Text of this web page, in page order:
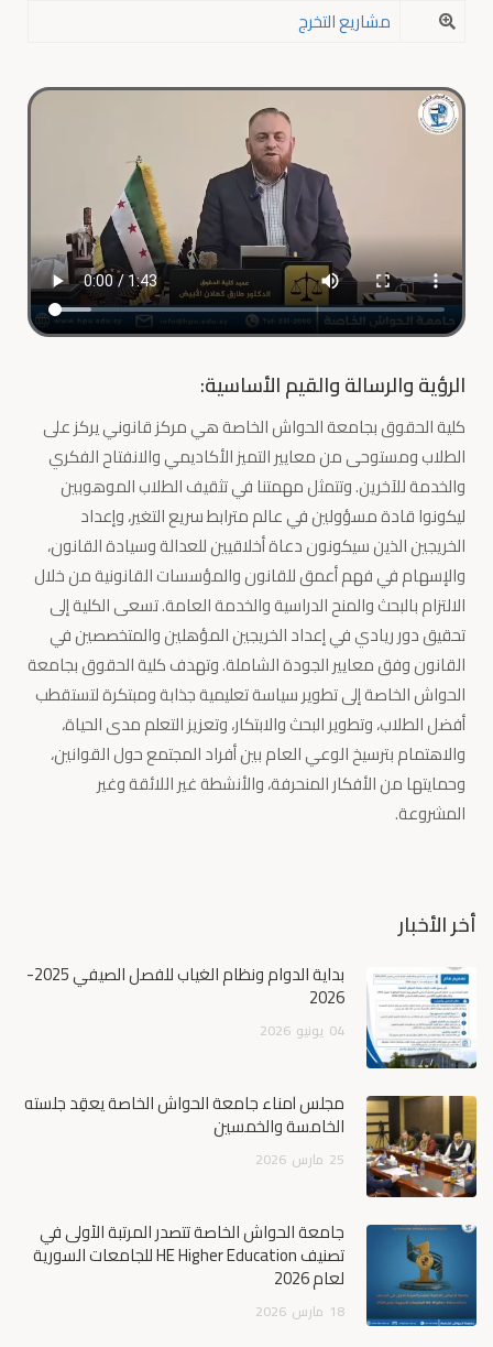
مشاريع التخرج
الرؤية والرسالة والقيم الأساسية:
كلية الحقوق بجامعة الحواش الخاصة هي مركز قانوني يركز على
الطلاب ومستوحى من معايير التميز الأكاديمي والانفتاح الفكري
والخدمة للآخرين. وتتمثل مهمتنا في تثقيف الطلاب الموهوبين
ليكونوا قادة مسؤولين في عالم مترابط سريع التغير، وإعداد
الخريجين الذين سيكونون دعاة أخلاقيين للعدالة وسيادة القانون،
والإسهام في فهم أعمق للقانون والمؤسسات القانونية من خلال
الالتزام بالبحث والمنح الدراسية والخدمة العامة. تسعى الكلية إلى
تحقيق دور ريادي في إعداد الخريجين المؤهلين والمتخصصين في
القانون وفق معايير الجودة الشاملة. وتهدف كلية الحقوق بجامعة
الحواش الخاصة إلى تطوير سياسة تعليمية جذابة ومبتكرة لتستقطب
أفضل الطلاب، وتطوير البحث والابتكار، وتعزيز التعلم مدى الحياة،
والاهتمام بترسيخ الوعي العام بين أفراد المجتمع حول القوانين،
وحمايتها من الأفكار المنحرفة، والأنشطة غير اللائقة وغير
المشروعة.
أخر الأخبار
بداية الدوام ونظام الغياب للفصل الصيفي 2025-
2026
04 يونيو 2026
مجلس أمناء جامعة الحواش الخاصة يعقِد جلسته
الخامسة والخمسين
25 مارس 2026
جامعة الحواش الخاصة تتصدر المرتبة الأولى في
تصنيف HE Higher Education للجامعات السورية
لعام 2026
18 مارس 2026